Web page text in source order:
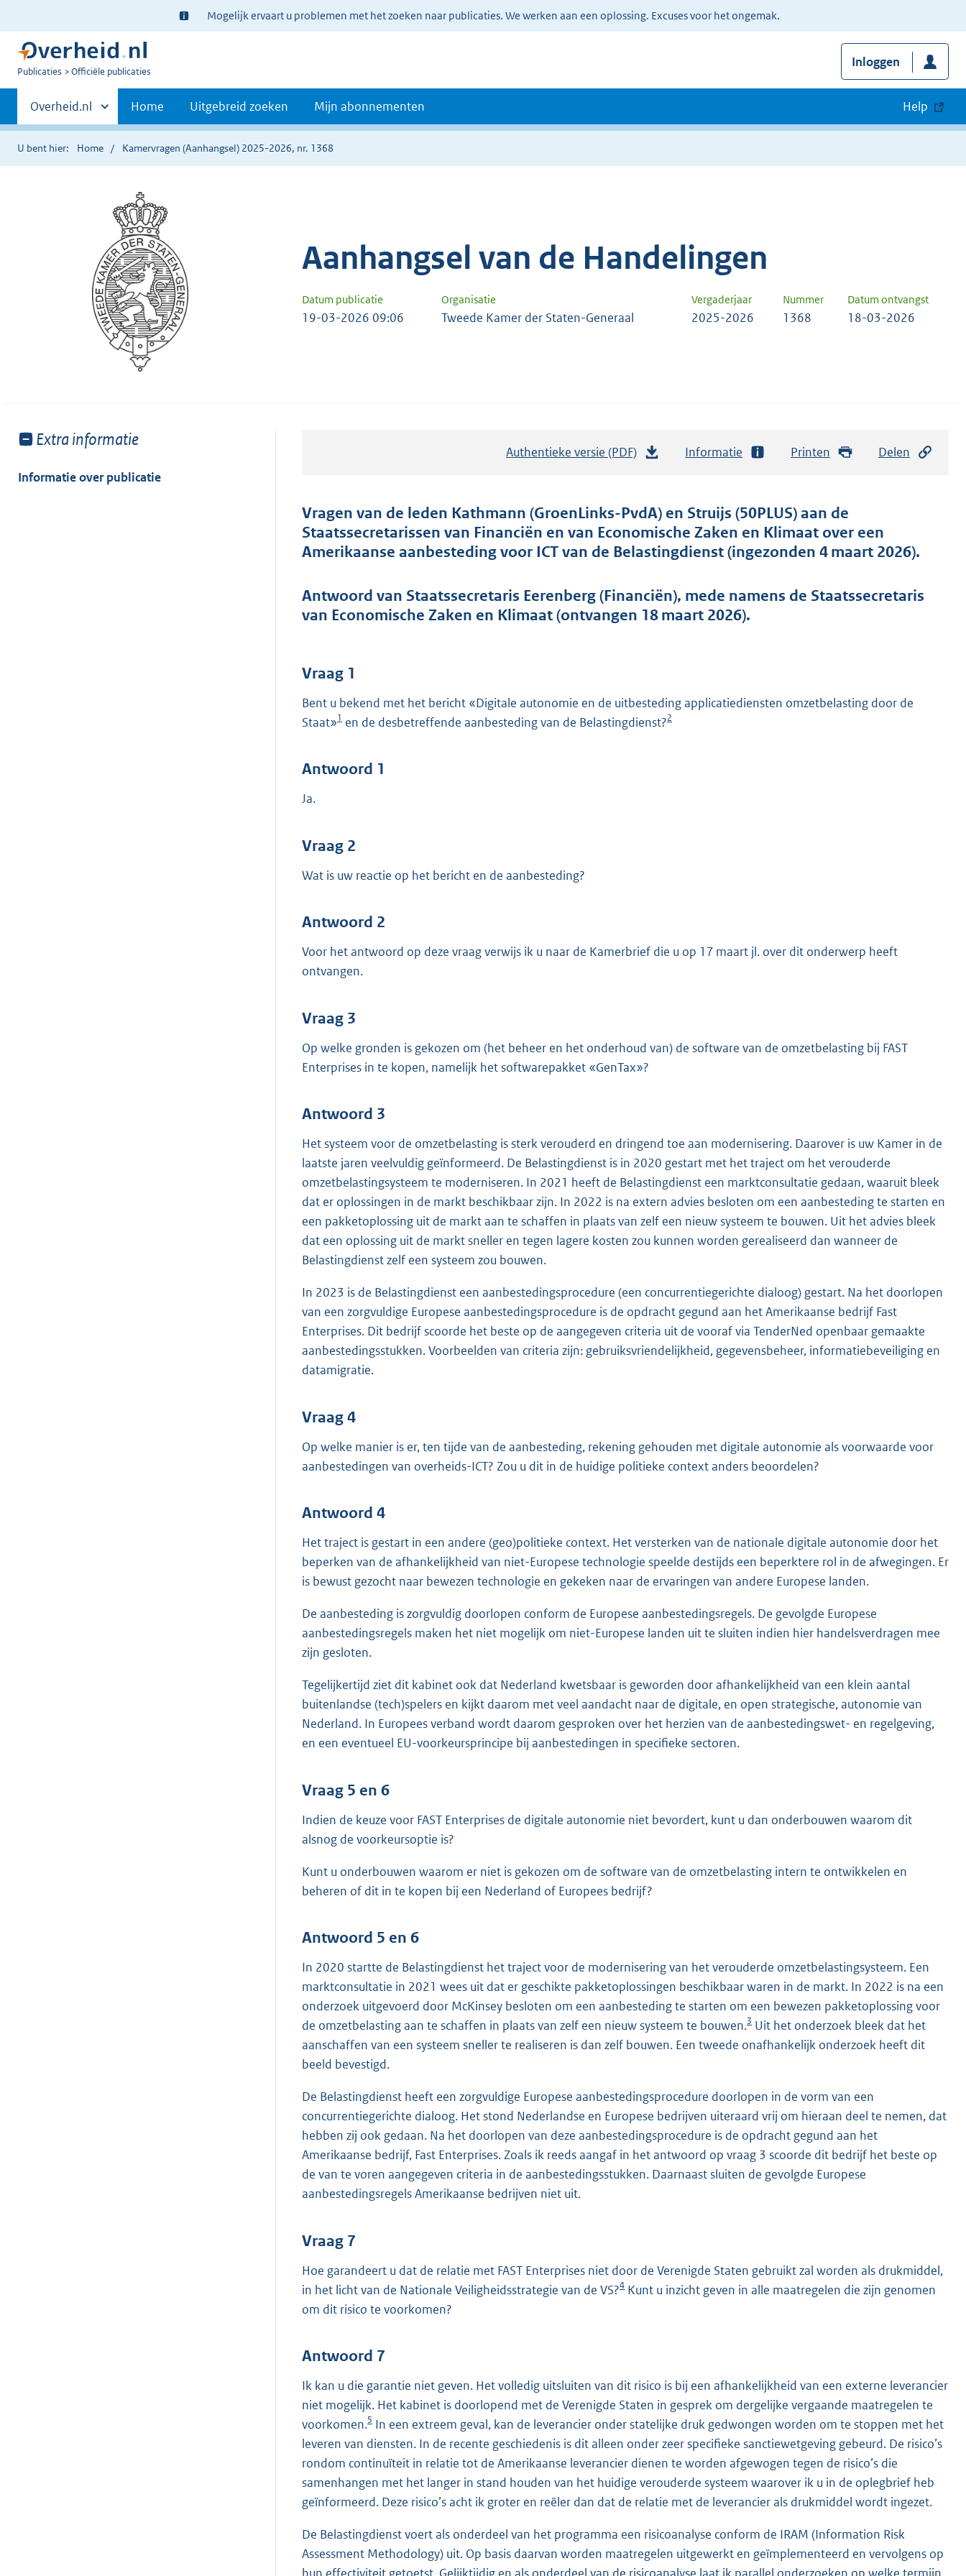
Ter
informatie:
Mogelijk ervaart u problemen met het zoeken naar publicaties. We werken aan een oplossing. Excuses voor het ongemak.
U
Publicaties Officiële publicaties
Inloggen
Primaire
navigatie
Andere
sites
binnen
Overheid.nl Home Uitgebreid zoeken Mijn abonnementen Help
U bent hier: Home Kamervragen (Aanhangsel) 2025-2026, nr. 1368
Aanhangsel van de Handelingen
Datum publicatie Organisatie Vergaderjaar Nummer Datum ontvangst
19-03-2026 09:06 Tweede Kamer der Staten-Generaal 2025-2026 1368 18-03-2026
Toon
van:
Extra informatie
Informatie over publicatie
Authentieke versie (PDF)
t
a
n
g
t
e
Informatie Printen Delen
Vragen van de leden Kathmann (GroenLinks-PvdA) en Struijs (50PLUS) aan de
Staatssecretarissen van Financiën en van Economische Zaken en Klimaat over een
Amerikaanse aanbesteding voor ICT van de Belastingdienst (ingezonden 4 maart 2026).
Antwoord van Staatssecretaris Eerenberg (Financiën), mede namens de Staatssecretaris
van Economische Zaken en Klimaat (ontvangen 18 maart 2026).
Vraag 1
Bent u bekend met het bericht «Digitale autonomie en de uitbesteding applicatiediensten omzetbelasting door de
Staat»1 en de desbetreffende aanbesteding van de Belastingdienst?2
Antwoord 1
Ja.
Vraag 2
Wat is uw reactie op het bericht en de aanbesteding?
Antwoord 2
Voor het antwoord op deze vraag verwijs ik u naar de Kamerbrief die u op 17 maart jl. over dit onderwerp heeft
ontvangen.
Vraag 3
Op welke gronden is gekozen om (het beheer en het onderhoud van) de software van de omzetbelasting bij FAST
Enterprises in te kopen, namelijk het softwarepakket «GenTax»?
Antwoord 3
Het systeem voor de omzetbelasting is sterk verouderd en dringend toe aan modernisering. Daarover is uw Kamer in de
laatste jaren veelvuldig geïnformeerd. De Belastingdienst is in 2020 gestart met het traject om het verouderde
omzetbelastingsysteem te moderniseren. In 2021 heeft de Belastingdienst een marktconsultatie gedaan, waaruit bleek
dat er oplossingen in de markt beschikbaar zijn. In 2022 is na extern advies besloten om een aanbesteding te starten en
een pakketoplossing uit de markt aan te schaffen in plaats van zelf een nieuw systeem te bouwen. Uit het advies bleek
dat een oplossing uit de markt sneller en tegen lagere kosten zou kunnen worden gerealiseerd dan wanneer de
Belastingdienst zelf een systeem zou bouwen.
In 2023 is de Belastingdienst een aanbestedingsprocedure (een concurrentiegerichte dialoog) gestart. Na het doorlopen
van een zorgvuldige Europese aanbestedingsprocedure is de opdracht gegund aan het Amerikaanse bedrijf Fast
Enterprises. Dit bedrijf scoorde het beste op de aangegeven criteria uit de vooraf via TenderNed openbaar gemaakte
aanbestedingsstukken. Voorbeelden van criteria zijn: gebruiksvriendelijkheid, gegevensbeheer, informatiebeveiliging en
datamigratie.
Vraag 4
Op welke manier is er, ten tijde van de aanbesteding, rekening gehouden met digitale autonomie als voorwaarde voor
aanbestedingen van overheids-ICT? Zou u dit in de huidige politieke context anders beoordelen?
Antwoord 4
Het traject is gestart in een andere (geo)politieke context. Het versterken van de nationale digitale autonomie door het
beperken van de afhankelijkheid van niet-Europese technologie speelde destijds een beperktere rol in de afwegingen. Er
is bewust gezocht naar bewezen technologie en gekeken naar de ervaringen van andere Europese landen.
De aanbesteding is zorgvuldig doorlopen conform de Europese aanbestedingsregels. De gevolgde Europese
aanbestedingsregels maken het niet mogelijk om niet-Europese landen uit te sluiten indien hier handelsverdragen mee
zijn gesloten.
Tegelijkertijd ziet dit kabinet ook dat Nederland kwetsbaar is geworden door afhankelijkheid van een klein aantal
buitenlandse (tech)spelers en kijkt daarom met veel aandacht naar de digitale, en open strategische, autonomie van
Nederland. In Europees verband wordt daarom gesproken over het herzien van de aanbestedingswet- en regelgeving,
en een eventueel EU-voorkeursprincipe bij aanbestedingen in specifieke sectoren.
Vraag 5 en 6
Indien de keuze voor FAST Enterprises de digitale autonomie niet bevordert, kunt u dan onderbouwen waarom dit
alsnog de voorkeursoptie is?
Kunt u onderbouwen waarom er niet is gekozen om de software van de omzetbelasting intern te ontwikkelen en
beheren of dit in te kopen bij een Nederland of Europees bedrijf?
Antwoord 5 en 6
In 2020 startte de Belastingdienst het traject voor de modernisering van het verouderde omzetbelastingsysteem. Een
marktconsultatie in 2021 wees uit dat er geschikte pakketoplossingen beschikbaar waren in de markt. In 2022 is na een
onderzoek uitgevoerd door McKinsey besloten om een aanbesteding te starten om een bewezen pakketoplossing voor
de omzetbelasting aan te schaffen in plaats van zelf een nieuw systeem te bouwen.3 Uit het onderzoek bleek dat het
aanschaffen van een systeem sneller te realiseren is dan zelf bouwen. Een tweede onafhankelijk onderzoek heeft dit
beeld bevestigd.
De Belastingdienst heeft een zorgvuldige Europese aanbestedingsprocedure doorlopen in de vorm van een
concurrentiegerichte dialoog. Het stond Nederlandse en Europese bedrijven uiteraard vrij om hieraan deel te nemen, dat
hebben zij ook gedaan. Na het doorlopen van deze aanbestedingsprocedure is de opdracht gegund aan het
Amerikaanse bedrijf, Fast Enterprises. Zoals ik reeds aangaf in het antwoord op vraag 3 scoorde dit bedrijf het beste op
de van te voren aangegeven criteria in de aanbestedingsstukken. Daarnaast sluiten de gevolgde Europese
aanbestedingsregels Amerikaanse bedrijven niet uit.
Vraag 7
Hoe garandeert u dat de relatie met FAST Enterprises niet door de Verenigde Staten gebruikt zal worden als drukmiddel,
in het licht van de Nationale Veiligheidsstrategie van de VS?4 Kunt u inzicht geven in alle maatregelen die zijn genomen
om dit risico te voorkomen?
Antwoord 7
Ik kan u die garantie niet geven. Het volledig uitsluiten van dit risico is bij een afhankelijkheid van een externe leverancier
niet mogelijk. Het kabinet is doorlopend met de Verenigde Staten in gesprek om dergelijke vergaande maatregelen te
voorkomen.5 In een extreem geval, kan de leverancier onder statelijke druk gedwongen worden om te stoppen met het
leveren van diensten. In de recente geschiedenis is dit alleen onder zeer specifieke sanctiewetgeving gebeurd. De risico’s
rondom continuïteit in relatie tot de Amerikaanse leverancier dienen te worden afgewogen tegen de risico’s die
samenhangen met het langer in stand houden van het huidige verouderde systeem waarover ik u in de oplegbrief heb
geïnformeerd. Deze risico’s acht ik groter en reëler dan dat de relatie met de leverancier als drukmiddel wordt ingezet.
De Belastingdienst voert als onderdeel van het programma een risicoanalyse conform de IRAM (Information Risk
Assessment Methodology) uit. Op basis daarvan worden maatregelen uitgewerkt en geïmplementeerd en vervolgens op